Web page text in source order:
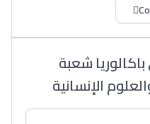
باكالوريا شعبة
الإنسانية